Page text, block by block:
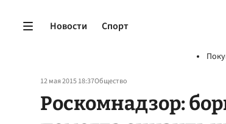
Новости Спорт
12 мая 2015 18:37Общество
Роскомнадзор: